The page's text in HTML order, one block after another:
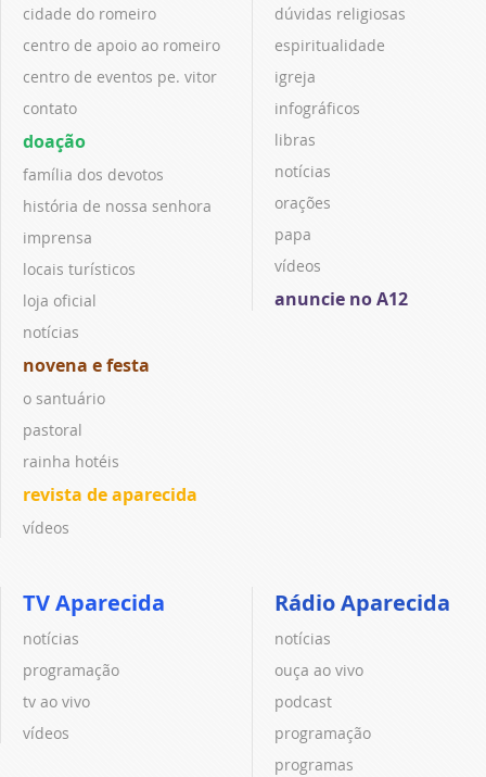
cidade do romeiro
centro de apoio ao romeiro
centro de eventos pe. vitor
contato
doação
família dos devotos
história de nossa senhora
imprensa
locais turísticos
loja oficial
notícias
novena e festa
o santuário
pastoral
rainha hotéis
revista de aparecida
vídeos
dúvidas religiosas
espiritualidade
igreja
infográficos
libras
notícias
orações
papa
vídeos
anuncie no A12
TV Aparecida
notícias
programação
tv ao vivo
vídeos
Rádio Aparecida
notícias
ouça ao vivo
podcast
programação
programas